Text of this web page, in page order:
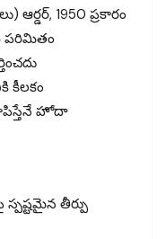
ఆర్డర్, 1950 ప్రకారం
పరిమితం
కీలకం
హోదా
స్పష్టమైన తీర్పు